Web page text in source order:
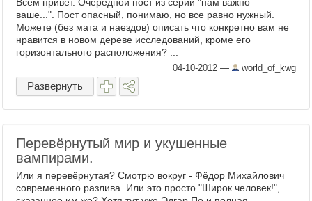
ваше...". Пост опасный, понимаю, но все равно нужный.
Можете (без мата и наездов) описать что конкретно вам не
нравится в новом дереве исследований, кроме его
горизонтального расположения? ...
04-10-2012 — world_of_kwg
Развернуть
Перевёрнутый мир и укушенные
вампирами.
Или я перевёрнутая? Смотрю вокруг - Фёдор Михайлович
современного разлива. Или это просто "Широк человек!",